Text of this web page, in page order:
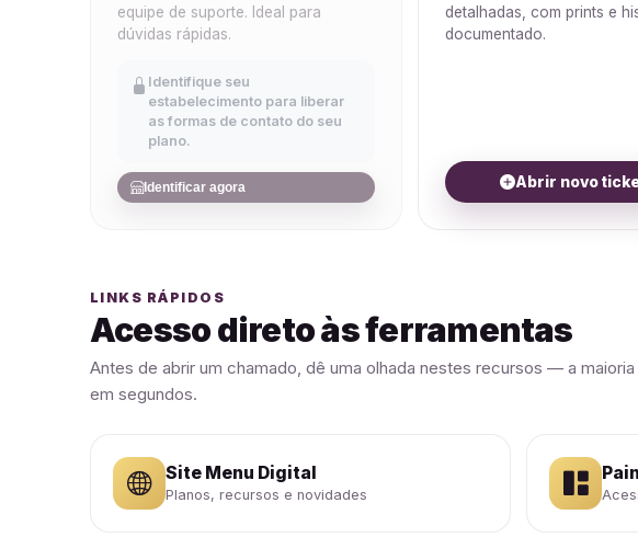
equipe de suporte. Ideal para
dúvidas rápidas.
Identifique seu
estabelecimento para liberar
as formas de contato do seu
plano.
Identificar agora
detalhadas, com prints e
documentado.
Abrir novo
LINKS RÁPIDOS
Acesso direto às ferramentas
Antes de abrir um chamado, dê uma olhada nestes recursos — a
em segundos.
Site Menu Digital
Planos, recursos e novidades